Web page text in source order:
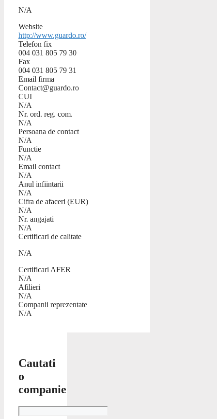
N/A
Website
http://www.guardo.ro/
Telefon fix
004 031 805 79 30
Fax
004 031 805 79 31
Email firma
Contact@guardo.ro
CUI
N/A
Nr. ord. reg. com.
N/A
Persoana de contact
N/A
Functie
N/A
Email contact
N/A
Anul infiintarii
N/A
Cifra de afaceri (EUR)
N/A
Nr. angajati
N/A
Certificari de calitate
N/A
Certificari AFER
N/A
Afilieri
N/A
Companii reprezentate
N/A
Cautati
o
companie